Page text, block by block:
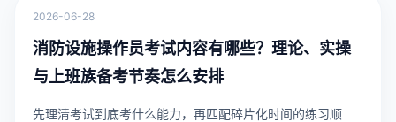
2026-06-28
消防设施操作员考试内容有哪些？理论、实操
与上班族备考节奏怎么安排
先理清考试到底考什么能力，再匹配碎片化时间的练习顺